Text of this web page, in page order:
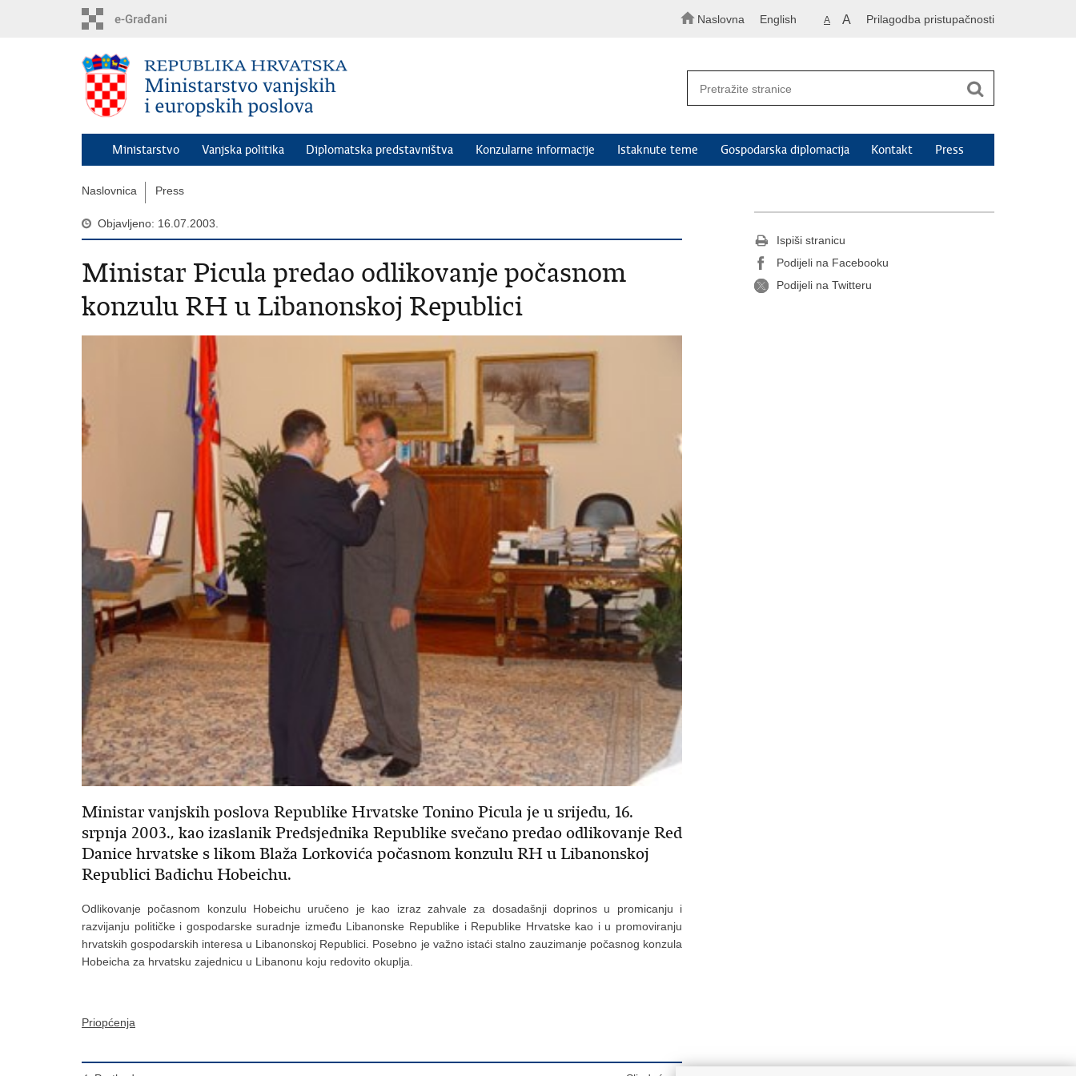
Naslovna English A A Prilagodba pristupačnosti
Ministarstvo Vanjska politika Diplomatska predstavništva Konzularne informacije Istaknute teme Gospodarska diplomacija Kontakt Press
Naslovnica Press
Objavljeno: 16.07.2003.
Ministar Picula predao odlikovanje počasnom
konzulu RH u Libanonskoj Republici
Ministar vanjskih poslova Republike Hrvatske Tonino Picula je u srijedu, 16.
srpnja 2003., kao izaslanik Predsjednika Republike svečano predao odlikovanje Red
Danice hrvatske s likom Blaža Lorkovića počasnom konzulu RH u Libanonskoj
Republici Badichu Hobeichu.
Odlikovanje počasnom konzulu Hobeichu uručeno je kao izraz zahvale za dosadašnji doprinos u promicanju i
razvijanju političke i gospodarske suradnje između Libanonske Republike i Republike Hrvatske kao i u promoviranju
hrvatskih gospodarskih interesa u Libanonskoj Republici. Posebno je važno istaći stalno zauzimanje počasnog konzula
Hobeicha za hrvatsku zajednicu u Libanonu koju redovito okuplja.
Priopćenja
Ispiši stranicu
Podijeli na Facebooku
Podijeli na Twitteru